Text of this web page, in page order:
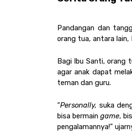
Pandangan dan
orang tua, antara lain,
Bagi Ibu Santi, orang
agar anak dapat
teman dan guru.
“Personally, suka
bisa bermain game,
pengalamannya!”